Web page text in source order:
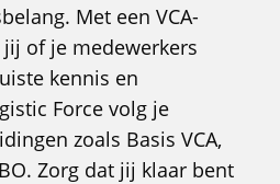
Met een VCA-
of je medewerkers
kennis en
Force volg je
zoals Basis VCA,
Zorg dat jij klaar bent